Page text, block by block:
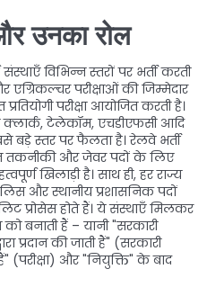
उनका रोल
विभिन्न स्तरों पर भर्ती करती
परीक्षाओं की जिम्मेदार
परीक्षा आयोजित करती है।
टेलेकॉम, एचडीएफसी आदि
बड़े स्तर पर फैलता है।रेलवे भर्ती
तकनीकी और जेवर पदों के लिए
खिलाड़ी है। साथ ही, हर राज्य
और स्थानीय प्रशासनिक पदों
प्रोसेस होते हैं। ये संस्थाएँ मिलकर
बनाती हैं – यानी "सरकारी
प्रदान की जाती हैं" (सरकारी
(परीक्षा) और "नियुक्ति" के बाद